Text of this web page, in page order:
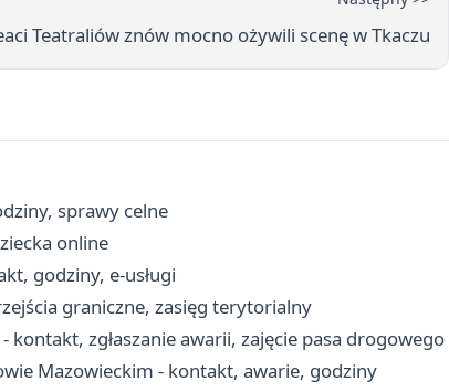
Teatraliów znów mocno ożywili scenę w Tkaczu
sprawy celne
online
godziny, e-usługi
graniczne, zasięg terytorialny
zgłaszanie awarii, zajęcie pasa drogowego
Mazowieckim - kontakt, awarie, godziny